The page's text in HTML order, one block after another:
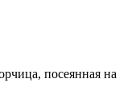
посеянная на